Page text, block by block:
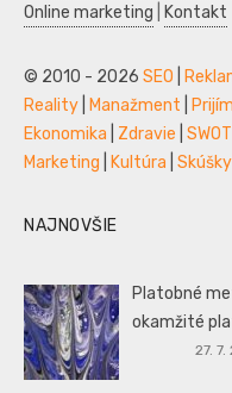
Online marketing
Kontakt
© 2010 - 2026 SEO
Reality
Manažment
Ekonomika
Zdravie SWOT
Marketing
Kultúra Skúšky
NAJNOVŠIE
Platobné
okamžité
27.